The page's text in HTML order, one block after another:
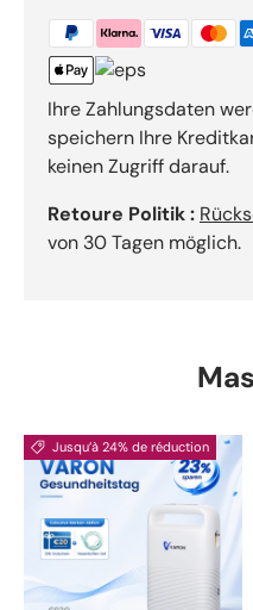
Ihre Zahlungsdaten
speichern Ihre
keinen Zugriff darauf.
Retoure Politik :
von 30 Tagen möglich.
Jusqu’à 24% de réduction